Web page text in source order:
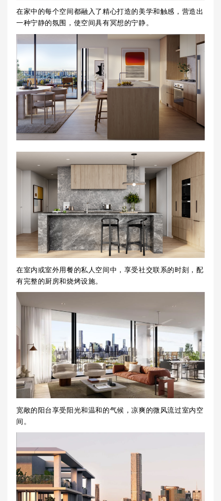
在家中的每个空间都融入了精心打造的美学和触感，营造出
一种宁静的氛围，使空间具有冥想的宁静。
在室内或室外用餐的私人空间中，享受社交联系的时刻，配
有完整的厨房和烧烤设施。
宽敞的阳台享受阳光和温和的气候，凉爽的微风流过室内空
间。